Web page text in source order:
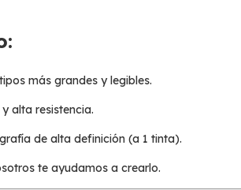
más grandes y legibles.
alta resistencia.
de alta definición (a 1 tinta).
te ayudamos a crearlo.